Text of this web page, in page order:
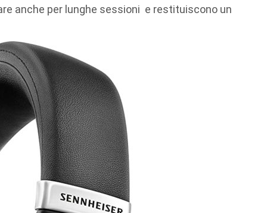
anche per lunghe sessioni e restituiscono un